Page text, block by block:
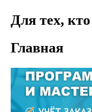
Для тех,
Главная